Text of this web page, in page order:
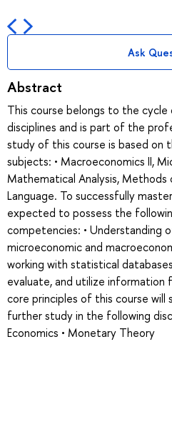
Ask
Abstract
This course belongs to the
disciplines and is part of the
study of this course is based on
subjects: • Macroeconomics II,
Mathematical Analysis, Methods
Language. To successfully
expected to possess the
competencies: • Understanding
microeconomic and
working with statistical
evaluate, and utilize information
core principles of this course
further study in the following
Economics • Monetary Theory